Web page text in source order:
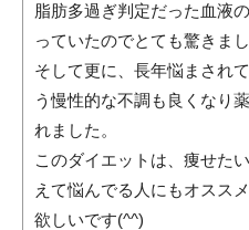
脂肪多過ぎ判定だった血液
っていたのでとても驚きまし
そして更に、長年悩まされ
う慢性的な不調も良くなり
れました。
このダイエットは、痩せた
えて悩んでる人にもオスス
欲しいです(^^)